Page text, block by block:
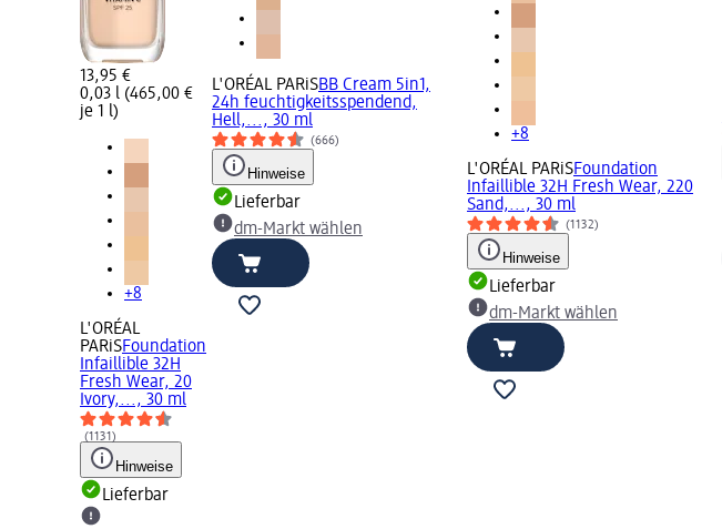
13,95 €
0,03 l (465,00 €
je 1 l)
+8
L'ORÉAL
PARiSFoundation
Infaillible 32H
Fresh Wear, 20
Ivory,..., 30 ml
(1131)
Hinweise
Lieferbar
L'ORÉAL PARiSBB Cream 5in1,
24h feuchtigkeitsspendend,
Hell,..., 30 ml
(666)
Hinweise
Lieferbar
dm-Markt wählen
+8
L'ORÉAL PARiSFoundation
Infaillible 32H Fresh Wear, 220
Sand,..., 30 ml
(1132)
Hinweise
Lieferbar
dm-Markt wählen